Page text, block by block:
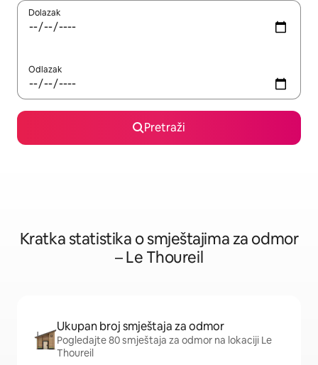
Dolazak
Odlazak
Pretraži
Kratka statistika o smještajima za odmor
– Le Thoureil
Ukupan broj smještaja za odmor
Pogledajte 80 smještaja za odmor na lokaciji Le
Thoureil